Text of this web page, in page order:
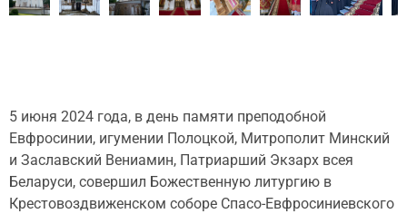
5 июня 2024 года, в день памяти преподобной
Евфросинии, игумении Полоцкой, Митрополит Минский
и Заславский Вениамин, Патриарший Экзарх всея
Беларуси, совершил Божественную литургию в
Крестовоздвиженском соборе Спасо-Евфросиниевского